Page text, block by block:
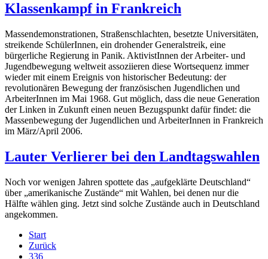
Klassenkampf in Frankreich
Massendemonstrationen, Straßenschlachten, besetzte Universitäten,
streikende SchülerInnen, ein drohender Generalstreik, eine
bürgerliche Regierung in Panik. AktivistInnen der Arbeiter- und
Jugendbewegung weltweit assoziieren diese Wortsequenz immer
wieder mit einem Ereignis von historischer Bedeutung: der
revolutionären Bewegung der französischen Jugendlichen und
ArbeiterInnen im Mai 1968. Gut möglich, dass die neue Generation
der Linken in Zukunft einen neuen Bezugspunkt dafür findet: die
Massenbewegung der Jugendlichen und ArbeiterInnen in Frankreich
im März/April 2006.
Lauter Verlierer bei den Landtagswahlen
Noch vor wenigen Jahren spottete das „aufgeklärte Deutschland“
über „amerikanische Zustände“ mit Wahlen, bei denen nur die
Hälfte wählen ging. Jetzt sind solche Zustände auch in Deutschland
angekommen.
Start
Zurück
336